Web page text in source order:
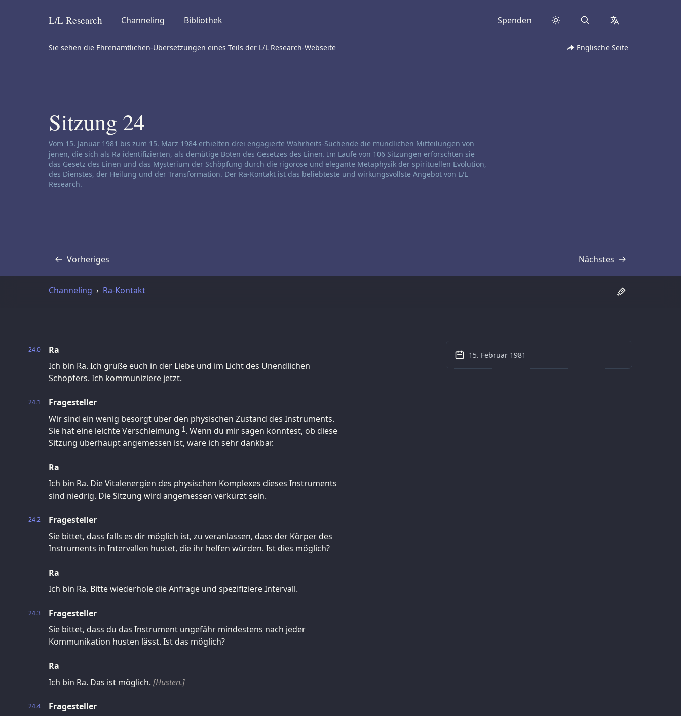
Skip to content
L/L Research Channeling Bibliothek Spenden Search collapsed
Sie sehen die Ehrenamtlichen-Übersetzungen eines Teils der L/L Research-Webseite Englische Seite
Sitzung 24
Haftungsausschluss für Channeling:
Vom 15. Januar 1981 bis zum 15. März 1984 erhielten drei engagierte Wahrheits-Suchende die mündlichen Mitteilungen von
jenen, die sich als Ra identifizierten, als demütige Boten des Gesetzes des Einen. Im Laufe von 106 Sitzungen erforschten sie
das Gesetz des Einen und das Mysterium der Schöpfung durch die rigorose und elegante Metaphysik der spirituellen Evolution,
des Dienstes, der Heilung und der Transformation. Der Ra-Kontakt ist das beliebteste und wirkungsvollste Angebot von L/L
Research.
Vorheriges
Transkript Nächstes
Transkript
Channeling Ra-Kontakt
24.0
Ra
Ich bin Ra. Ich grüße euch in der Liebe und im Licht des Unendlichen
Schöpfers. Ich kommuniziere jetzt.
24.1
Fragesteller
Wir sind ein wenig besorgt über den physischen Zustand des Instruments.
Sie hat eine leichte Verschleimung 1. Wenn du mir sagen könntest, ob diese
Sitzung überhaupt angemessen ist, wäre ich sehr dankbar.
Ra
Ich bin Ra. Die Vitalenergien des physischen Komplexes dieses Instruments
sind niedrig. Die Sitzung wird angemessen verkürzt sein.
24.2
Fragesteller
Sie bittet, dass falls es dir möglich ist, zu veranlassen, dass der Körper des
Instruments in Intervallen hustet, die ihr helfen würden. Ist dies möglich?
Ra
Ich bin Ra. Bitte wiederhole die Anfrage und spezifiziere Intervall.
24.3
Fragesteller
Sie bittet, dass du das Instrument ungefähr mindestens nach jeder
Kommunikation husten lässt. Ist das möglich?
Ra
Ich bin Ra. Das ist möglich. [Husten.]
24.4
Fragesteller
15. Februar 1981